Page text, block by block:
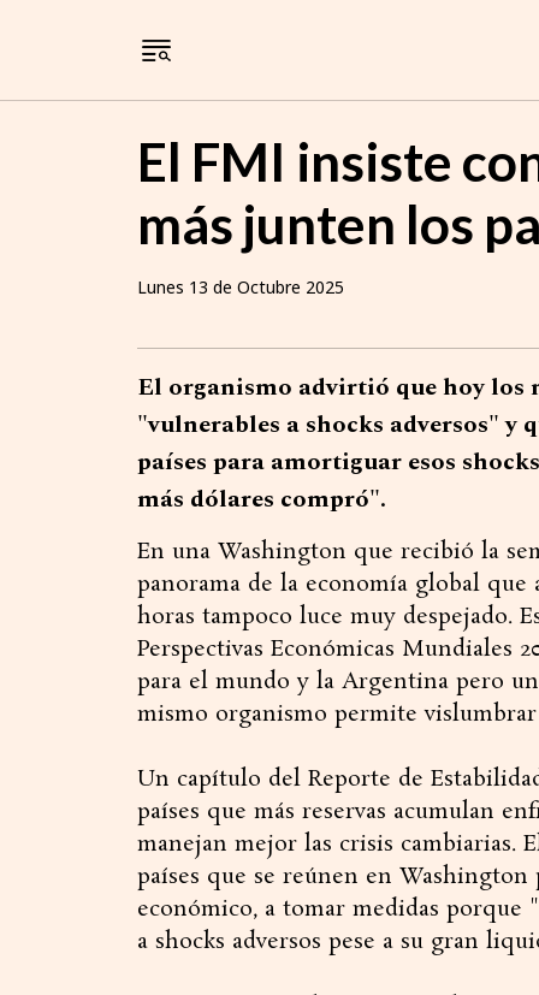
El FMI insiste
más junten los
Lunes 13 de Octubre 2025
El organismo advirtió que hoy los
"vulnerables a shocks adversos" y
países para amortiguar esos
más dólares compró".
En una Washington que recibió la
panorama de la economía global
horas tampoco luce muy despejado.
Perspectivas Económicas Mundiales
para el mundo y la Argentina pero
mismo organismo permite
Un capítulo del Reporte de
países que más reservas acumulan
manejan mejor las crisis cambiarias.
países que se reúnen en
económico, a tomar medidas porque
a shocks adversos pese a su gran